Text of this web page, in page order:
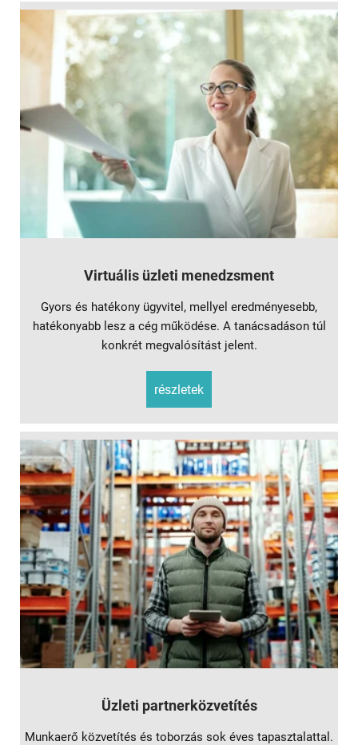
Virtuális üzleti menedzsment
Gyors és hatékony ügyvitel, mellyel eredményesebb,
hatékonyabb lesz a cég működése. A tanácsadáson túl
konkrét megvalósítást jelent.
részletek
Üzleti partnerközvetítés
Munkaerő közvetítés és toborzás sok éves tapasztalattal.